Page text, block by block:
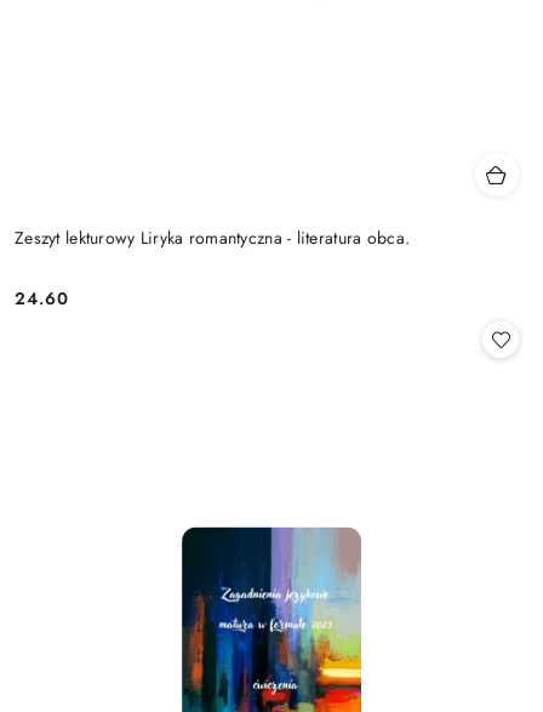
Zeszyt lekturowy Liryka romantyczna - literatura obca.
Cena:
24.60